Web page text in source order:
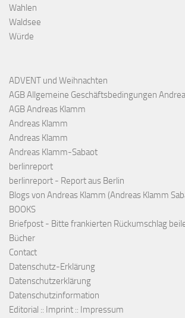
Wahlen
Waldsee
Würde
ADVENT und Weihnachten
AGB Allgemeine Geschäftsbedingungen
AGB Andreas Klamm
Andreas Klamm
Andreas Klamm
Andreas Klamm-Sabaot
berlinreport
berlinreport - Report aus Berlin
Blogs von Andreas Klamm (Andreas Klamm
BOOKS
Briefpost - Bitte frankierten Rückumschlag
Bücher
Contact
Datenschutz-Erklärung
Datenschutzerklärung
Datenschutzinformation
Editorial :: Imprint :: Impressum